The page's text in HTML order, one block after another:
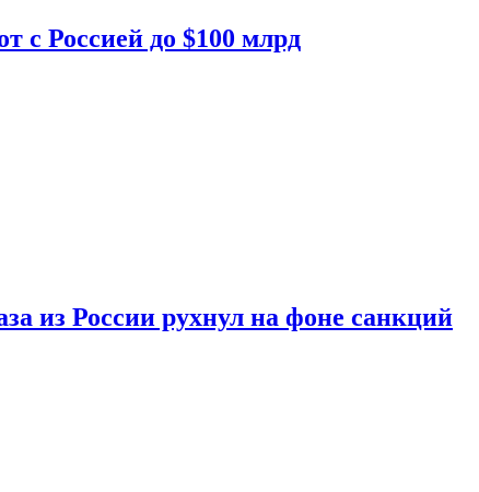
с Россией до $100 млрд
из России рухнул на фоне санкций